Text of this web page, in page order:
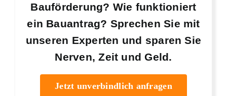
Bauförderung? Wie funktioniert
ein Bauantrag? Sprechen Sie mit
unseren Experten und sparen Sie
Nerven, Zeit und Geld.
Jetzt unverbindlich anfragen